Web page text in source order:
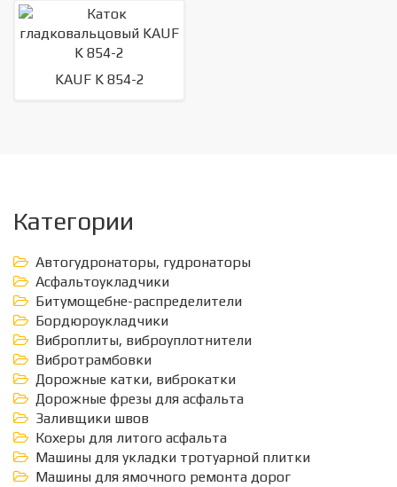
KAUF K 854-2
Категории
Автогудронаторы, гудронаторы
Асфальтоукладчики
Битумощебне-распределители
Бордюроукладчики
Виброплиты, виброуплотнители
Вибротрамбовки
Дорожные катки, виброкатки
Дорожные фрезы для асфальта
Заливщики швов
Кохеры для литого асфальта
Машины для укладки тротуарной плитки
Машины для ямочного ремонта дорог